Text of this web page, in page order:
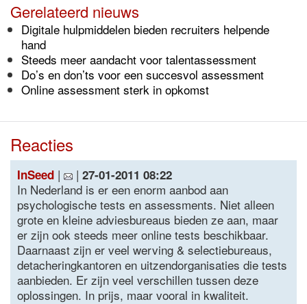
Gerelateerd nieuws
Digitale hulpmiddelen bieden recruiters helpende
hand
Steeds meer aandacht voor talentassessment
Do’s en don’ts voor een succesvol assessment
Online assessment sterk in opkomst
Reacties
InSeed | | 27-01-2011 08:22
In Nederland is er een enorm aanbod aan
psychologische tests en assessments. Niet alleen
grote en kleine adviesbureaus bieden ze aan, maar
er zijn ook steeds meer online tests beschikbaar.
Daarnaast zijn er veel werving & selectiebureaus,
detacheringkantoren en uitzendorganisaties die tests
aanbieden. Er zijn veel verschillen tussen deze
oplossingen. In prijs, maar vooral in kwaliteit.